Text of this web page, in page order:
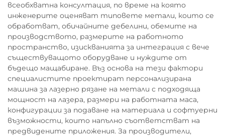
всеобхватна консултация, по време на която
инженерите оценяват типовете метали, които се
обработват, обичайните дебелини, обемите на
производството, размерите на работното
пространство, изискванията за интеграция с вече
съществуващото оборудване и нуждите от
бъдещо мащабиране. Въз основа на тези фактори
специалистите проектират персонализирана
машина за лазерно рязане на метали с подходяща
мощност на лазера, размери на работната маса,
конфигурации за подаване на материала и софтуерни
възможности, които напълно съответстват на
предвидените приложения. За производители,